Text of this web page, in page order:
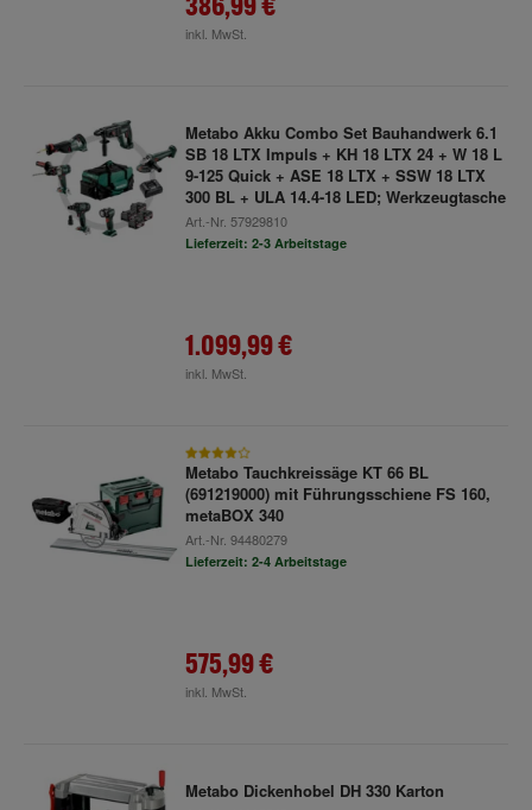
inkl. MwSt.
Metabo Akku Combo Set Bauhandwerk 6.1
SB 18 LTX Impuls + KH 18 LTX 24 + W 18 L
9-125 Quick + ASE 18 LTX + SSW 18 LTX
300 BL + ULA 14.4-18 LED; Werkzeugtasche
Art.-Nr. 57929810
Lieferzeit: 2-3 Arbeitstage
1.099,99 €
inkl. MwSt.
Metabo Tauchkreissäge KT 66 BL
(691219000) mit Führungsschiene FS 160,
metaBOX 340
Art.-Nr. 94480279
Lieferzeit: 2-4 Arbeitstage
575,99 €
inkl. MwSt.
Metabo Dickenhobel DH 330 Karton